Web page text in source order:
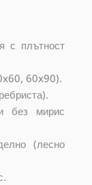
с плътност
60x90).
без мирис
(лесно